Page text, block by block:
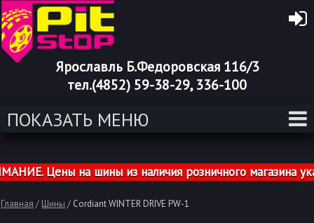
Ярославль Б.Федоровская 116/3
тел.(4852) 59-38-29, 336-100
ПОКАЗАТЬ МЕНЮ
Цены на шины из наличия розничного магазина
Главная / Шины / Cordiant WINTER DRIVE PW-1